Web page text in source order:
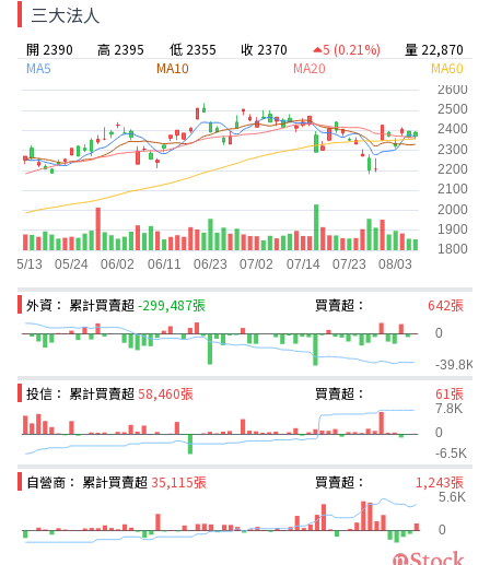
三大法人
開 2390 高 2395 低 2355 收 2370 5 (0.21%)
量 22,870
MA5
MA10 MA20 MA60
外資： 累計買賣超-299,487張 買賣超： 642張
投信： 累計買賣超58,460張 買賣超： 61張
自營商： 累計買賣超35,115張 買賣超： 1,243張